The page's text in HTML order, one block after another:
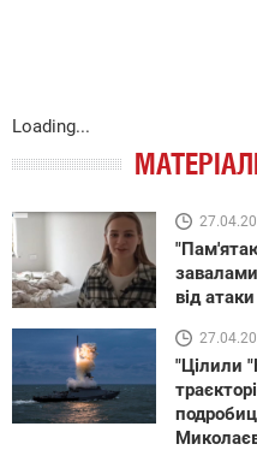
Loading...
від
"Цілили